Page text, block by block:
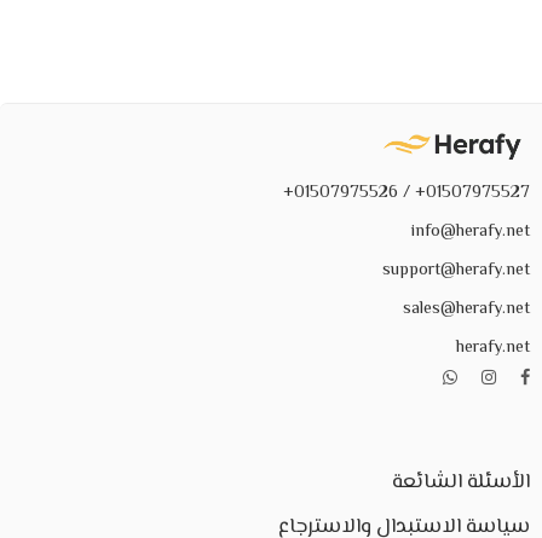
01507975527+ / 01507975526+
info@herafy.net
support@herafy.net
sales@herafy.net
herafy.net
الأسئلة الشائعة
سياسة الاستبدال والاسترجاع